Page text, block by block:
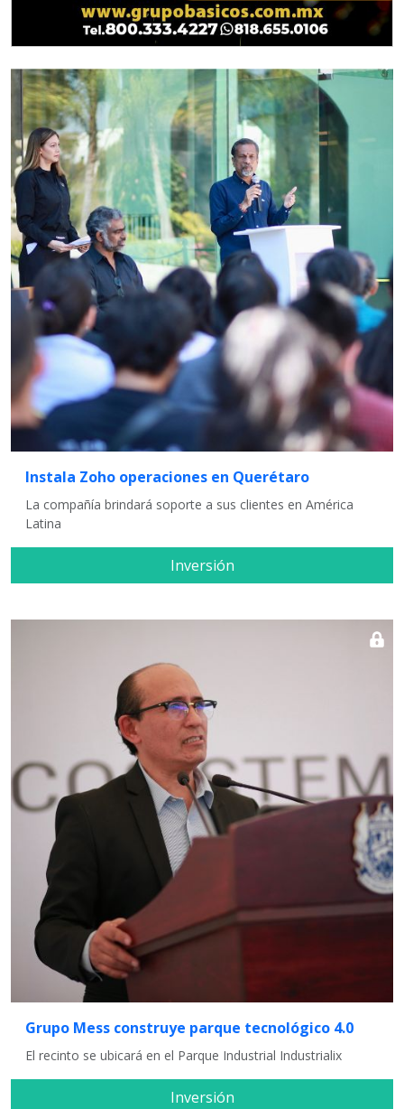
Instala Zoho operaciones en Querétaro
La compañía brindará soporte a sus clientes en América
Latina
Inversión
Grupo Mess construye parque tecnológico 4.0
El recinto se ubicará en el Parque Industrial Industrialix
Inversión